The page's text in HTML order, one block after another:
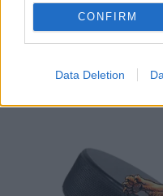
CONFIRM
Data Deletion
ottelun